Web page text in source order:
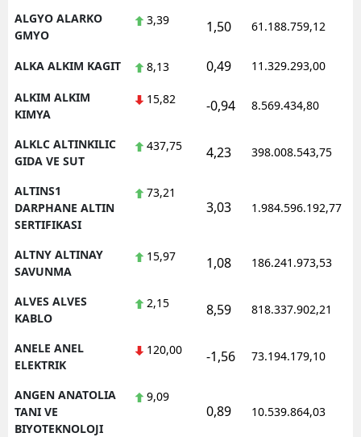
ALGYO ALARKO
GMYO
3,39 1,50 61.188.759,12
ALKA ALKIM KAGIT 8,13 0,49 11.329.293,00
ALKIM ALKIM
KIMYA
15,82 -0,94 8.569.434,80
ALKLC ALTINKILIC
GIDA VE SUT
437,75 4,23 398.008.543,75
ALTINS1
DARPHANE ALTIN
SERTIFIKASI
73,21
3,03 1.984.596.192,77
ALTNY ALTINAY
SAVUNMA
15,97 1,08 186.241.973,53
ALVES ALVES
KABLO
2,15 8,59 818.337.902,21
ANELE ANEL
ELEKTRIK
120,00 -1,56 73.194.179,10
ANGEN ANATOLIA
TANI VE
BIYOTEKNOLOJI
9,09
0,89 10.539.864,03